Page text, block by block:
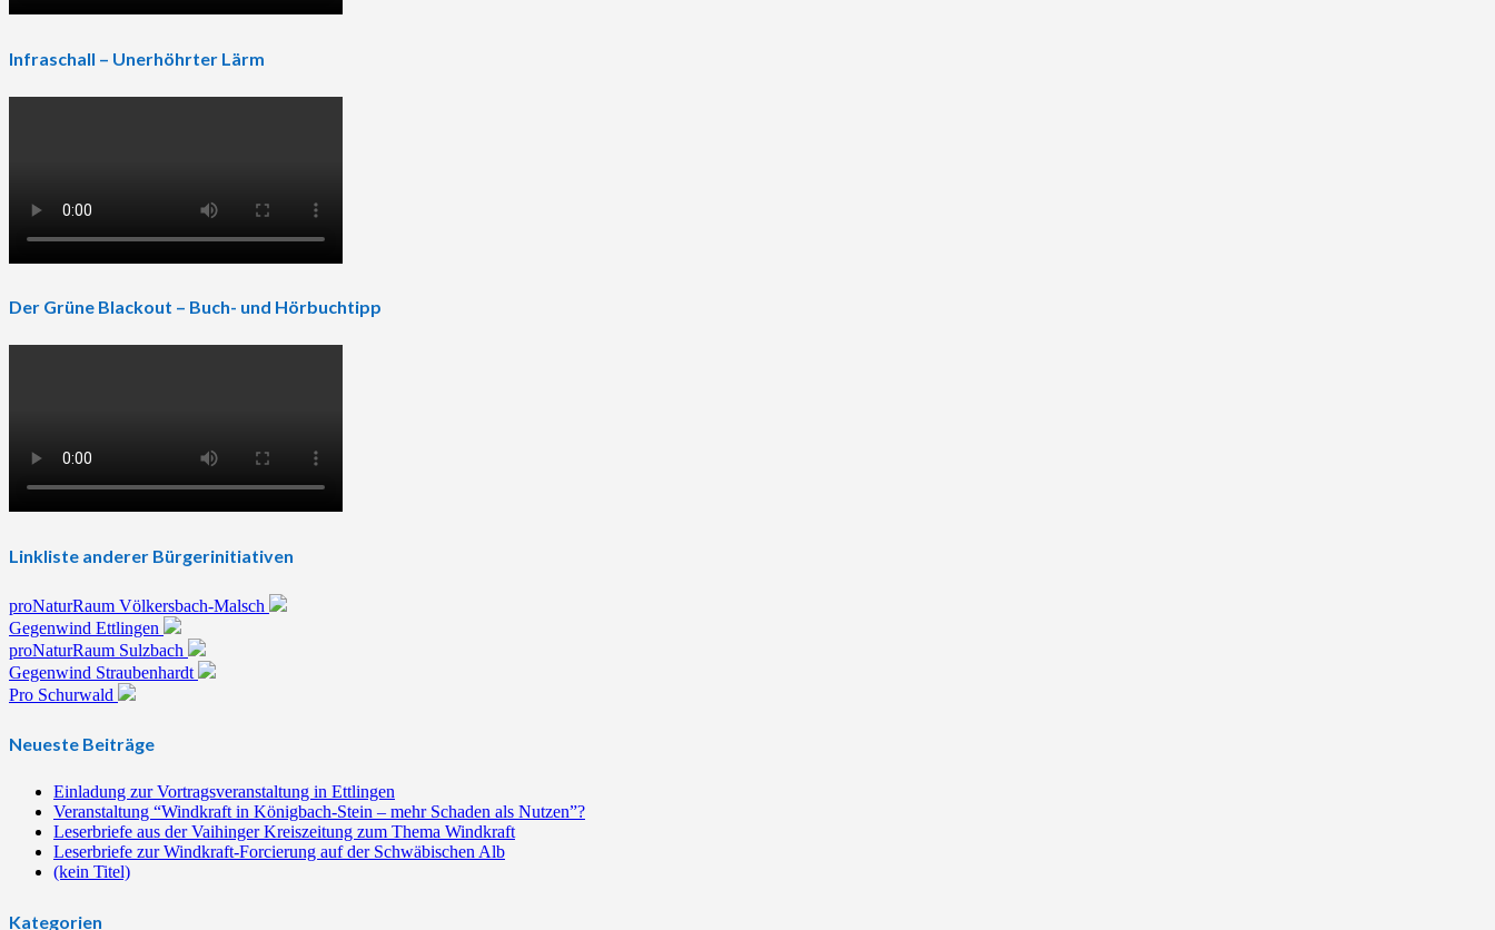
Infraschall – Unerhöhrter Lärm
Der Grüne Blackout – Buch- und Hörbuchtipp
Linkliste anderer Bürgerinitiativen
proNaturRaum Völkersbach-Malsch
Gegenwind Ettlingen
proNaturRaum Sulzbach
Gegenwind Straubenhardt
Pro Schurwald
Neueste Beiträge
Einladung zur Vortragsveranstaltung in Ettlingen
Veranstaltung “Windkraft in Königbach-Stein – mehr Schaden als Nutzen”?
Leserbriefe aus der Vaihinger Kreiszeitung zum Thema Windkraft
Leserbriefe zur Windkraft-Forcierung auf der Schwäbischen Alb
(kein Titel)
Kategorien